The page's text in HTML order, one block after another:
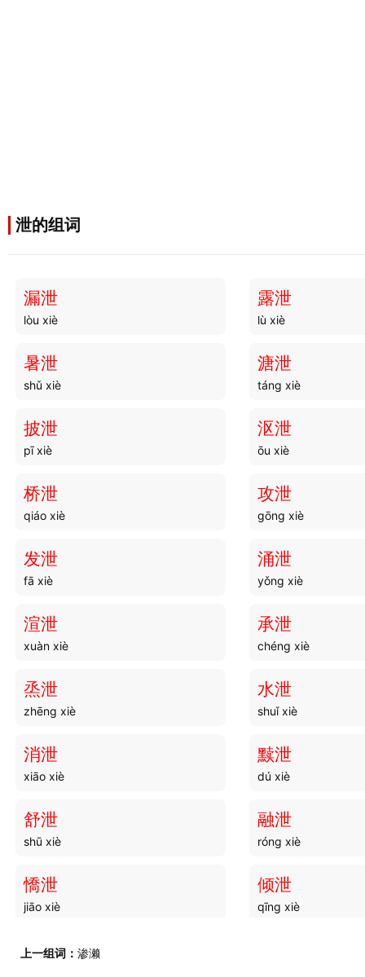
泄的组词
漏泄
lòu xiè
露泄
lù xiè
暑泄
shǔ xiè
溏泄
táng xiè
披泄
pī xiè
沤泄
ōu xiè
桥泄
qiáo xiè
攻泄
gōng xiè
发泄
fā xiè
涌泄
yǒng xiè
渲泄
xuàn xiè
承泄
chéng xiè
烝泄
zhēng xiè
水泄
shuǐ xiè
消泄
xiāo xiè
黩泄
dú xiè
舒泄
shū xiè
融泄
róng xiè
憍泄
jiāo xiè
倾泄
qīng xiè
慢泄
上一组词： 渗濑